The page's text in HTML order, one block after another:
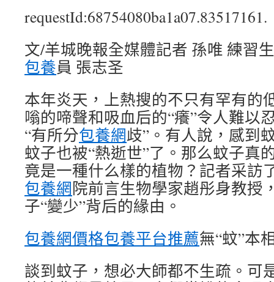
requestId:68754080ba1a07.83517161.
文/羊城晚報全媒體記者 孫唯 練習
包養員 張志圣
本年炎天，上熱搜的不只有罕有的
嗡的啼聲和吸血后的“癢”令人難以
“有所分包養網歧”。有人說，感到
蚊子也被“熱逝世”了。那么蚊子真
竟是一種什么樣的植物？記者采訪
包養網院前言生物學家趙彤身教授
子“變少”背后的緣由。
包養網價格包養平台推薦無“蚊”本
談到蚊子，想必大師都不生疏。可